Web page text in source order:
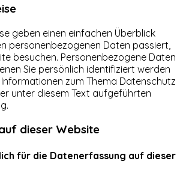
geben einen einfachen Überblick
personenbezogenen Daten passiert,
besuchen. Personenbezogene Daten
Sie persönlich identifiziert werden
zum Thema Datenschutz
unter diesem Text aufgeführten
dieser Website
für die Datenerfassung auf dieser